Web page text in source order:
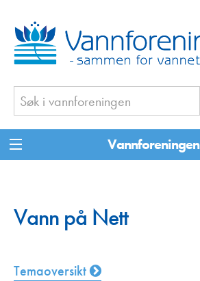
Vannforeningen
Vann på Nett
Temaoversikt